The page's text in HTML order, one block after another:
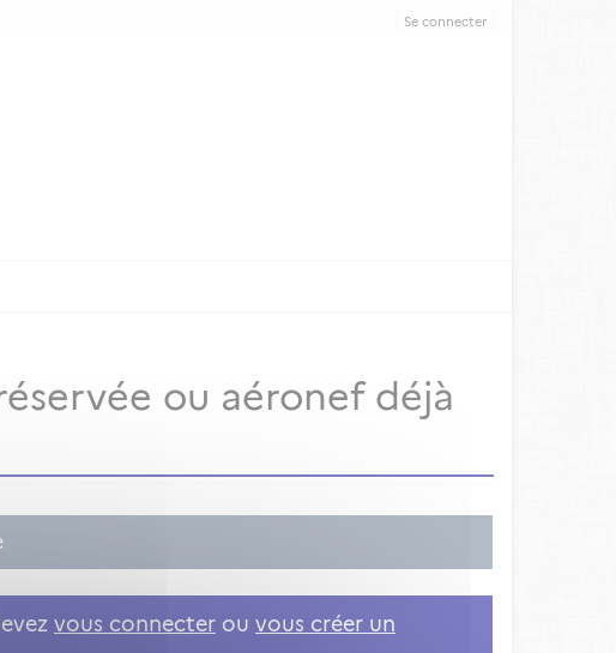
Se connecter
ou aéronef déjà
vous connecter ou vous créer un